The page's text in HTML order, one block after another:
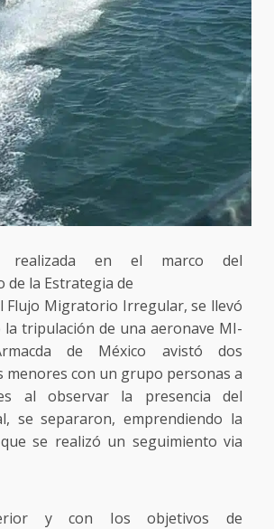
realizada en el marco del
la Estrategia de
Flujo Migratorio Irregular, se llevó
la tripulación de una aeronave MI-
de México avistó dos
menores con un grupo personas a
al observar la presencia del
se separaron, emprendiendo la
se realizó un seguimiento via
y con Ios objetivos de